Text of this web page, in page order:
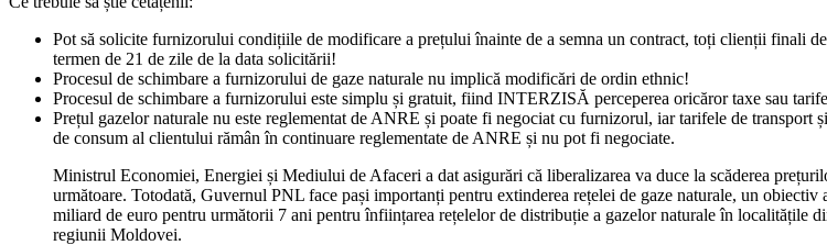
Pot să solicite furnizorului condițiile de modificare a prețului înainte de a semna un contract, toți clienții finali
termen de 21 de zile de la data solicitării!
Procesul de schimbare a furnizorului de gaze naturale nu implică modificări de ordin ethnic!
Procesul de schimbare a furnizorului este simplu și gratuit, fiind INTERZISĂ perceperea oricăror taxe sau tarife
Prețul gazelor naturale nu este reglementat de ANRE și poate fi negociat cu furnizorul, iar tarifele de transport
de consum al clientului rămân în continuare reglementate de ANRE și nu pot fi negociate.
Ministrul Economiei, Energiei și Mediului de Afaceri a dat asigurări că liberalizarea va duce la scăderea
următoare. Totodată, Guvernul PNL face pași importanți pentru extinderea rețelei de gaze naturale, un
miliard de euro pentru următorii 7 ani pentru înființarea rețelelor de distribuție a gazelor naturale în localitățile
regiunii Moldovei.